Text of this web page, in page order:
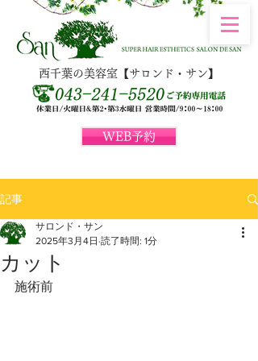
WEB予約
西千葉の美容室【サロンド・サン】
記事
カット
サロンド・サン
2025年3月4日 読了時間: 1分
施術前